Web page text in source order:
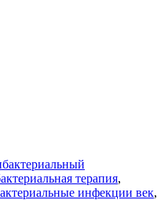
терапия,
инфекции век,